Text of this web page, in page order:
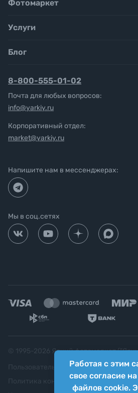
Работая с этим
свое согласие
файлов cookie.
Фотомаркет
Услуги
Блог
8-800-555-01-02
Почта для любых вопросов:
info@yarkiy.ru
Корпоративный отдел:
market@yarkiy.ru
Напишите нам в мессенджерах:
Мы в соц.сетях
Яркий фотомаркет
Пользовательское соглашение
Политика конфиденциальности